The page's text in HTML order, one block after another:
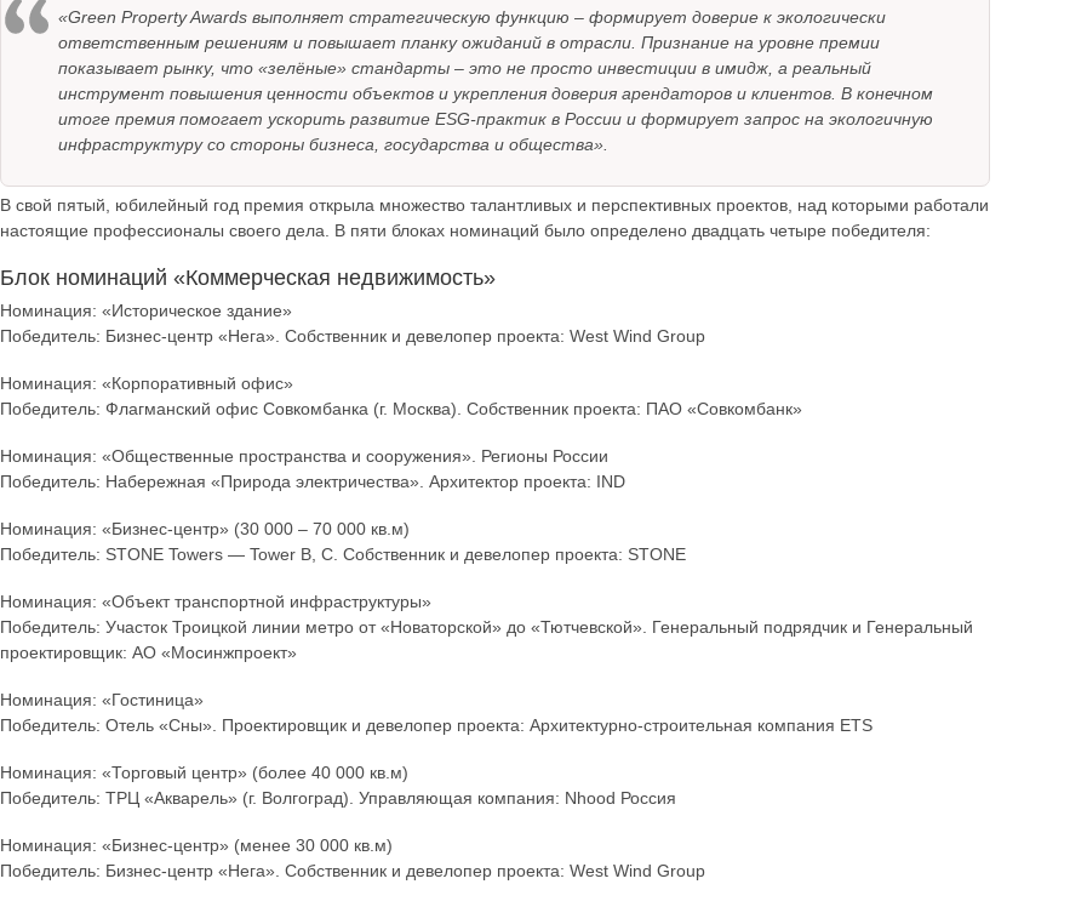
«Green Property Awards выполняет стратегическую функцию – формирует доверие к экологически
ответственным решениям и повышает планку ожиданий в отрасли. Признание на уровне премии
показывает рынку, что «зелёные» стандарты – это не просто инвестиции в имидж, а реальный
инструмент повышения ценности объектов и укрепления доверия арендаторов и клиентов. В конечном
итоге премия помогает ускорить развитие ESG-практик в России и формирует запрос на экологичную
инфраструктуру со стороны бизнеса, государства и общества».
В свой пятый, юбилейный год премия открыла множество талантливых и перспективных проектов, над которыми работали
настоящие профессионалы своего дела. В пяти блоках номинаций было определено двадцать четыре победителя:
Блок номинаций «Коммерческая недвижимость»
Номинация: «Историческое здание»
Победитель: Бизнес-центр «Нега». Собственник и девелопер проекта: West Wind Group
Номинация: «Корпоративный офис»
Победитель: Флагманский офис Совкомбанка (г. Москва). Собственник проекта: ПАО «Совкомбанк»
Номинация: «Общественные пространства и сооружения». Регионы России
Победитель: Набережная «Природа электричества». Архитектор проекта: IND
Номинация: «Бизнес-центр» (30 000 – 70 000 кв.м)
Победитель: STONE Towers — Tower B, C. Собственник и девелопер проекта: STONE
Номинация: «Объект транспортной инфраструктуры»
Победитель: Участок Троицкой линии метро от «Новаторской» до «Тютчевской». Генеральный подрядчик и Генеральный
проектировщик: АО «Мосинжпроект»
Номинация: «Гостиница»
Победитель: Отель «Сны». Проектировщик и девелопер проекта: Архитектурно-строительная компания ETS
Номинация: «Торговый центр» (более 40 000 кв.м)
Победитель: ТРЦ «Акварель» (г. Волгоград). Управляющая компания: Nhood Россия
Номинация: «Бизнес-центр» (менее 30 000 кв.м)
Победитель: Бизнес-центр «Нега». Собственник и девелопер проекта: West Wind Group